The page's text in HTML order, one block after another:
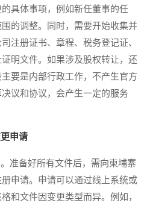
具体事项，例如新任董事的任
的调整。同时，需要开始收集并
注册证书、章程、税务登记证、
明文件。如果涉及股权转让，还
要是内部行政工作，不产生官方
议和协议，会产生一定的服务
申请
备好所有文件后，需向柬埔寨
申请。申请可以通过线上系统或
和文件因变更类型而异。例如，